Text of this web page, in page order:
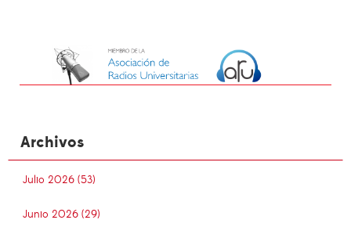
Archivos
Julio 2026 (53)
Junio 2026 (29)